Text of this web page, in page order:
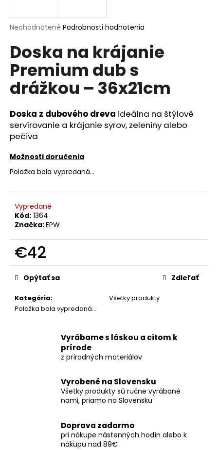
Priemerné
produktu
je
0,0
5
hviezdičiek.
Neohodnotené Podrobnosti hodnotenia
Doska na krájanie
Premium dub s
drážkou – 36x21cm
Doska z dubového dreva ideálna na štýlové
servírovanie a krájanie syrov, zeleniny alebo
pečiva
Možnosti doručenia
Položka bola vypredaná…
Vypredané
Kód: 1364
Značka:EPW
€42
Jednotková
cena:
Kategória:
Všetky produkty
Položka bola vypredaná…
Opýtať sa Zdieľať
Vyrábame s láskou a citom k
prírode
z prírodných materiálov
Vyrobené na Slovensku
Všetky produkty sú ručne vyrábané
nami, priamo na Slovensku
Doprava zadarmo
pri nákupe nástenných hodín alebo k
nákupu nad 89€
j
ť
?
HĽADAŤ
O
d
p
ú
č
a
m
e
NÁSTENNÉ
ORECHA